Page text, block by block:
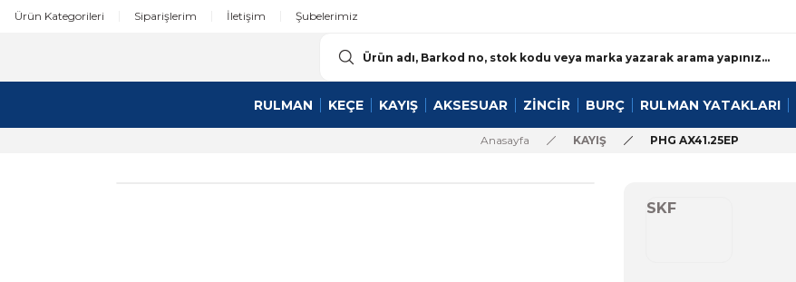
Ürün Kategorileri Siparişlerim İletişim Şubelerimiz
RULMAN KEÇE KAYIŞ AKSESUAR ZİNCİR BURÇ RULMAN YATAKLARI
Anasayfa KAYIŞ PHG AX41.25EP
SKF